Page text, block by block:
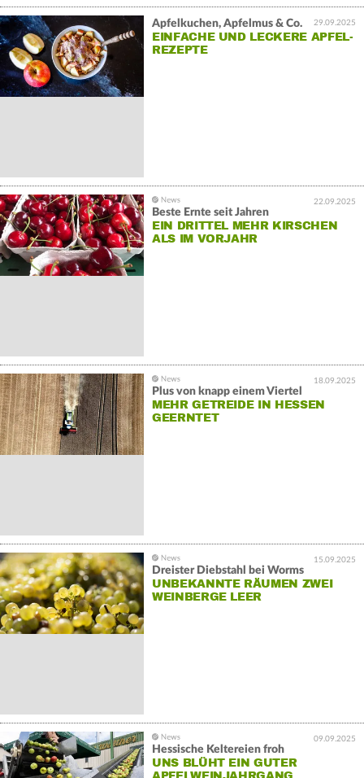
29.09.2025
Apfelkuchen, Apfelmus & Co.
EINFACHE UND LECKERE APFEL-
REZEPTE
22.09.2025
Beste Ernte seit Jahren
EIN DRITTEL MEHR KIRSCHEN
ALS IM VORJAHR
18.09.2025
Plus von knapp einem Viertel
MEHR GETREIDE IN HESSEN
GEERNTET
15.09.2025
Dreister Diebstahl bei Worms
UNBEKANNTE RÄUMEN ZWEI
WEINBERGE LEER
09.09.2025
Hessische Keltereien froh
UNS BLÜHT EIN GUTER